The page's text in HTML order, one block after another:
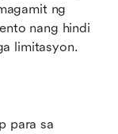
ng
nang hindi
limitasyon.
para sa